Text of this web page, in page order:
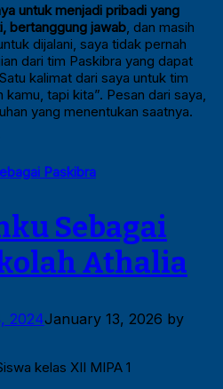
untuk menjadi pribadi yang
bertanggung jawab , dan masih
dijalani, saya tidak pernah
dari tim Paskibra yang dapat
kalimat dari saya untuk tim
tapi kita”. Pesan dari saya,
yang menentukan saatnya.
Paskibra
Sebagai
Athalia
2024January 13, 2026 by
kelas XII MIPA 1